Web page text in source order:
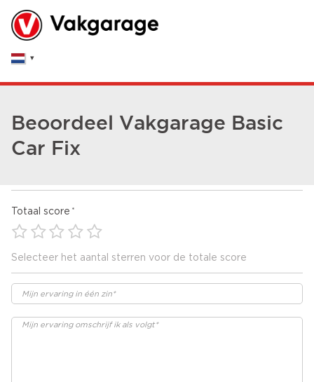
Beoordeel Vakgarage Basic
Car Fix
Totaal score
Selecteer het aantal sterren voor de totale score